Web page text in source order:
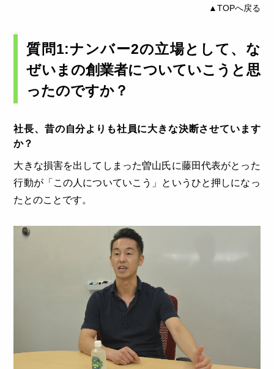
▲TOPへ戻る
質問1:ナンバー2の立場として、な
ぜいまの創業者についていこうと思
ったのですか？
社長、昔の自分よりも社員に大きな決断させています
か？
大きな損害を出してしまった曽山氏に藤田代表がとった
行動が「この人についていこう」というひと押しになっ
たとのことです。